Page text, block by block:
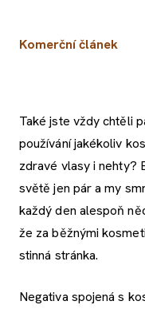
Komerční článek
Také jste vždy chtěli
používání jakékoliv
zdravé vlasy i nehty?
světě jen pár a my
každý den alespoň
že za běžnými
stinná stránka.
Negativa spojená s